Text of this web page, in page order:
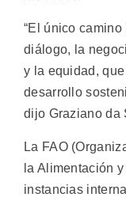
“El único
diálogo, la
y la equidad,
desarrollo
dijo Graziano da
La FAO
la Alimentación
instancias